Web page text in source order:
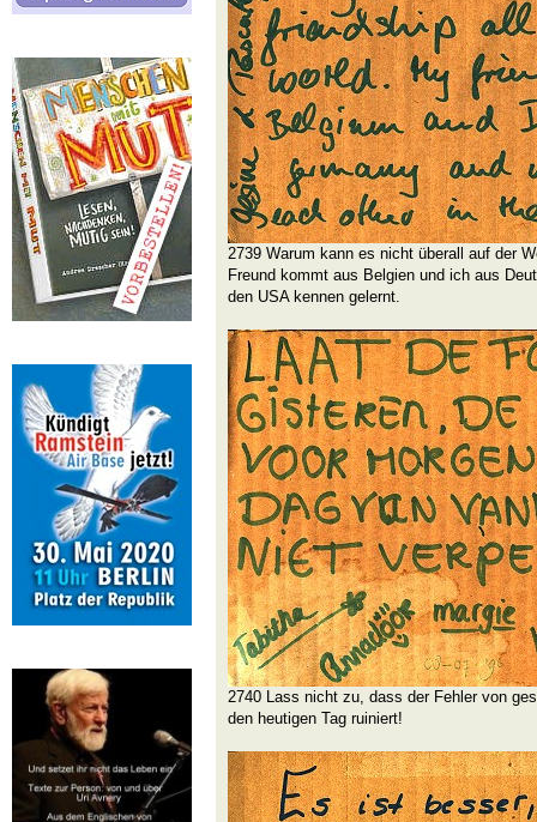
2739 Warum kann es nicht überall auf der
Freund kommt aus Belgien und ich aus
den USA kennen gelernt.
2740 Lass nicht zu, dass der Fehler von
den heutigen Tag ruiniert!